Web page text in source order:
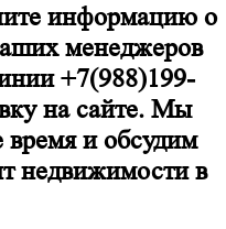
информацию о
менеджеров
+7(988)199-
на сайте. Мы
и обсудим
недвижимости в